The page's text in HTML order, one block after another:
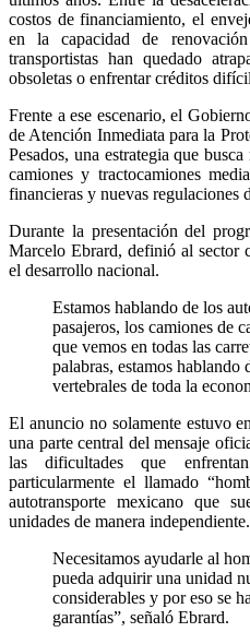
costos de financiamiento, el
en la capacidad de
transportistas han quedado
obsoletas o enfrentar créditos
Frente a ese escenario, el
de Atención Inmediata para la
Pesados, una estrategia que
camiones y tractocamiones
financieras y nuevas regulaciones
Durante la presentación del
Marcelo Ebrard, definió al sector
el desarrollo nacional.
Estamos hablando de los
pasajeros, los camiones de
que vemos en todas las
palabras, estamos hablando
vertebrales de toda la
El anuncio no solamente estuvo
una parte central del mensaje
las dificultades que
particularmente el llamado
autotransporte mexicano que
unidades de manera independiente.
Necesitamos ayudarle al
pueda adquirir una unidad
considerables y por eso se
garantías”, señaló Ebrard.